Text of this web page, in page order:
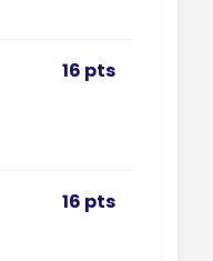
16 pts
16 pts